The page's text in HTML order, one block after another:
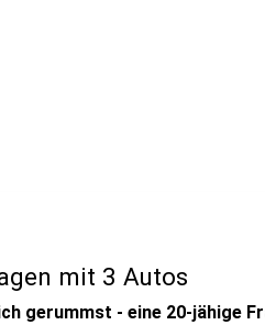
mit 3 Autos
gerummst - eine 20-jähige